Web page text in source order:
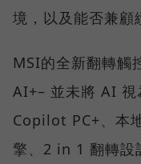
境，以及能否兼顧
MSI的全新翻轉
AI+– 並未將 AI 視
Copilot PC+、本
擎、2 in 1 翻轉設